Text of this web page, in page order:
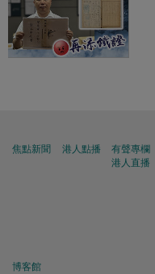
焦點新聞 港人點播
有聲專欄
港人直播
博客館